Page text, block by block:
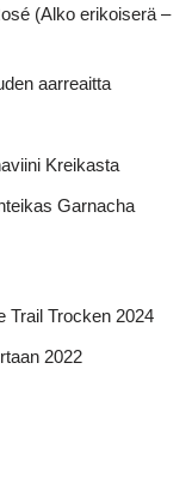
(Alko erikoiserä –
aarreaitta
Kreikasta
Garnacha
Trail Trocken 2024
2022